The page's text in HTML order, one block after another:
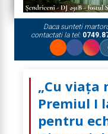
Daca sunteti
contactati la tel:
„Cu viața
Premiul I
pentru